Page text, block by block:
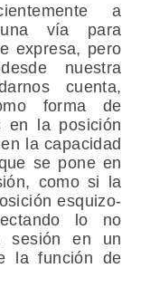
a
vía para
expresa, pero
nuestra
cuenta,
forma de
en la posición
la capacidad
se pone en
como si la
esquizo-
lo no
sesión en un
la función de